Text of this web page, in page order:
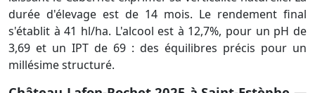
durée d'élevage est de 14 mois. Le rendement final
s'établit à 41 hl/ha. L'alcool est à 12,7%, pour un pH de
3,69 et un IPT de 69 : des équilibres précis pour un
millésime structuré.